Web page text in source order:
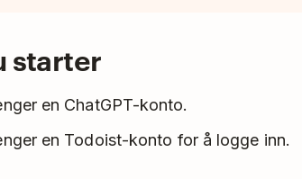
starter
en ChatGPT-konto.
en Todoist-konto for å logge inn.